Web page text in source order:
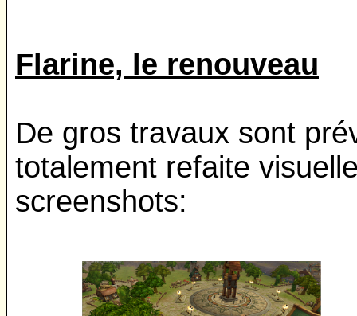
Flarine, le renouveau
De gros travaux sont
totalement refaite
screenshots: